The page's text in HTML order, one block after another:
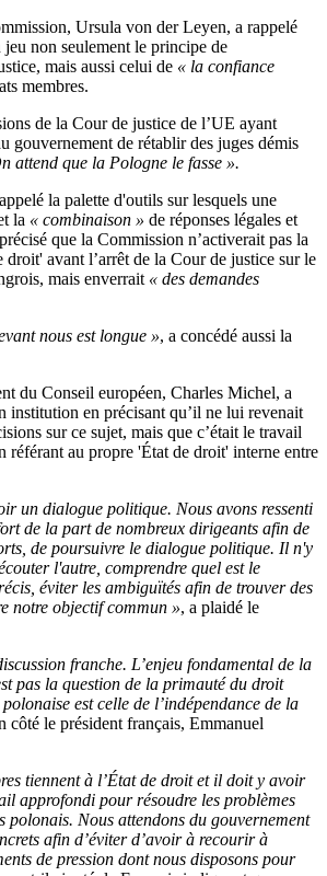
Ursula von der Leyen, a rappelé
jeu non seulement le principe de
mais aussi celui de « la confiance
membres.
de la Cour de justice de l’UE ayant
gouvernement de rétablir des juges démis
attend que la Pologne le fasse ».
la palette d'outils sur lesquels une
la « combinaison » de réponses légales et
que la Commission n’activerait pas la
avant l’arrêt de la Cour de justice sur le
mais enverrait « des demandes
nous est longue », a concédé aussi la
du Conseil européen, Charles Michel, a
institution en précisant qu’il ne lui revenait
sur ce sujet, mais que c’était le travail
référant au propre 'État de droit' interne entre
un dialogue politique. Nous avons ressenti
de la part de nombreux dirigeants afin de
de poursuivre le dialogue politique. Il n'y
l'autre, comprendre quel est le
éviter les ambiguïtés afin de trouver des
notre objectif commun », a plaidé le
franche. L’enjeu fondamental de la
pas la question de la primauté du droit
est celle de l’indépendance de la
côté le président français, Emmanuel
tiennent à l’État de droit et il doit y avoir
approfondi pour résoudre les problèmes
polonais. Nous attendons du gouvernement
afin d’éviter d’avoir à recourir à
de pression dont nous disposons pour